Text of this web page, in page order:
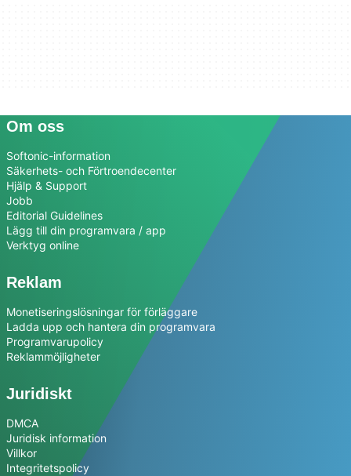
Om oss
Softonic-information
Säkerhets- och Förtroendecenter
Hjälp & Support
Jobb
Editorial Guidelines
Lägg till din programvara / app
Verktyg online
Reklam
Monetiseringslösningar för förläggare
Ladda upp och hantera din programvara
Programvarupolicy
Reklammöjligheter
Juridiskt
DMCA
Juridisk information
Villkor
Integritetspolicy